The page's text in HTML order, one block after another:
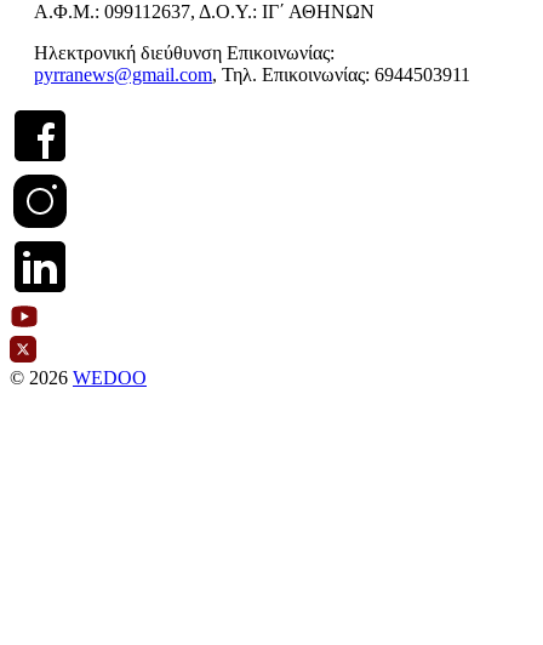
Α.Φ.Μ.: 099112637, Δ.Ο.Υ.: ΙΓ΄ ΑΘΗΝΩΝ
Ηλεκτρονική διεύθυνση Επικοινωνίας:
pyrranews@gmail.com, Τηλ. Επικοινωνίας: 6944503911
© 2026 WEDOO